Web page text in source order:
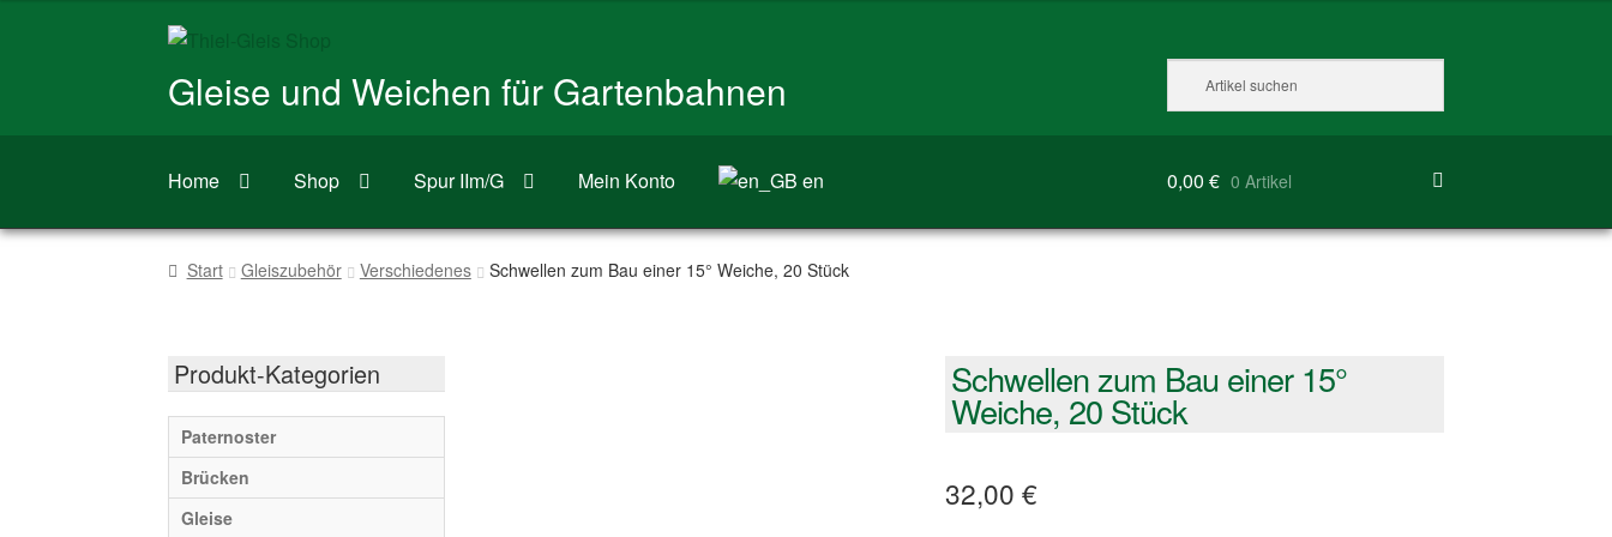
Zur
springen
Zum
springen
Gleise und Weichen für Gartenbahnen
Home Shop Spur IIm/G Mein Konto en 0,00 € 0 Artikel
Start Gleiszubehör Verschiedenes Schwellen zum Bau einer 15° Weiche, 20 Stück
Schwellen zum Bau einer 15°
Weiche, 20 Stück
32,00 €
Produkt-Kategorien
Paternoster
Brücken
Gleise